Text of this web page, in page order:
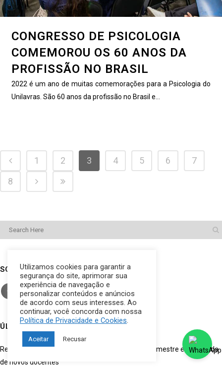
CONGRESSO DE PSICOLOGIA
COMEMOROU OS 60 ANOS DA
PROFISSÃO NO BRASIL
2022 é um ano de muitas comemorações para a Psicologia do
Unilavras. São 60 anos da profissão no Brasil e...
1 2 3 4 5 6
7
8
SOCIAL
ÚLTIMOS POSTS
Reunião Geral de Professores marca o início do semestre e a chegada
de novos docentes
Utilizamos cookies para garantir a
segurança do site, aprimorar sua
experiência de navegação e
personalizar conteúdos e anúncios
de acordo com seus interesses. Ao
continuar, você concorda com nossa
Política de Privacidade e Cookies.
Aceitar Recusar